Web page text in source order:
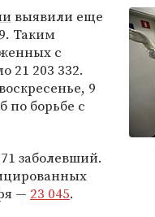
выявили еще
Таким
с
21 203 332.
9
по борьбе с
заболевший.
— 23 045.